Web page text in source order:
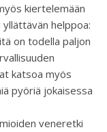
kiertelemään
yllättävän helppoa:
on todella paljon
katsoa myös
pyöriä jokaisessa
veneretki